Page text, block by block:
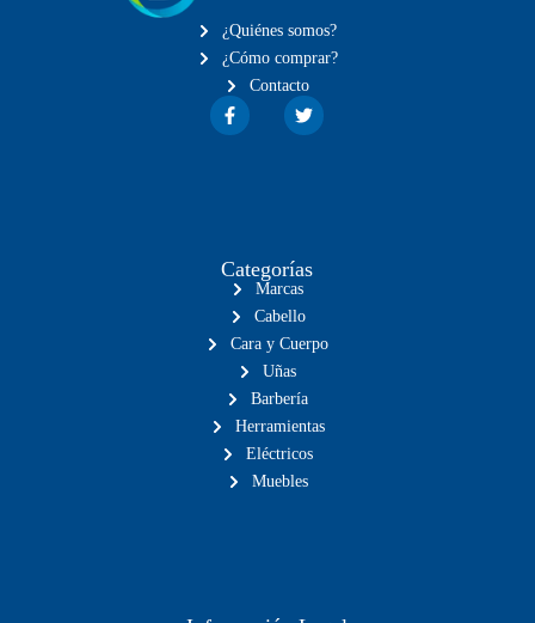
¿Quiénes somos?
¿Cómo comprar?
Contacto
Categorías
Marcas
Cabello
Cara y Cuerpo
Uñas
Barbería
Herramientas
Eléctricos
Muebles